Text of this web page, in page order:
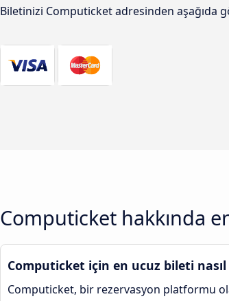
Biletinizi Computicket adresinden aşağıda
Computicket hakkında
Computicket için en ucuz bileti
Computicket, bir rezervasyon platformu